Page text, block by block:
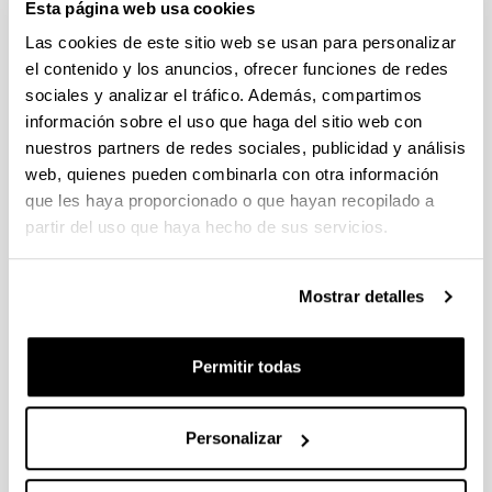
Esta página web usa cookies
Las cookies de este sitio web se usan para personalizar
el contenido y los anuncios, ofrecer funciones de redes
sociales y analizar el tráfico. Además, compartimos
información sobre el uso que haga del sitio web con
nuestros partners de redes sociales, publicidad y análisis
web, quienes pueden combinarla con otra información
que les haya proporcionado o que hayan recopilado a
partir del uso que haya hecho de sus servicios.
Mostrar detalles
Permitir todas
Personalizar
autokontsumitzeko energía
kudeaketa sistema adimentsu
baten garapen eta inplementazioa/
Diseño e implementación de un
sistema de gestión de energía
inteligente para el autoconsumo de
energía fotovoltaica”
Predoctoral
Plazo de presentación cerrado: 28/01/2023 -
Listados
Datos de contacto